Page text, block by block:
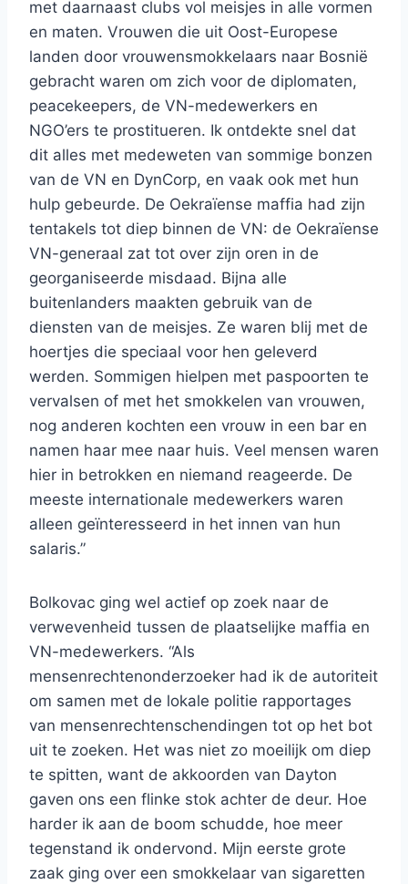
met daarnaast clubs vol meisjes in alle vormen
en maten. Vrouwen die uit Oost-Europese
landen door vrouwensmokkelaars naar Bosnië
gebracht waren om zich voor de diplomaten,
peacekeepers, de VN-medewerkers en
NGO’ers te prostitueren. Ik ontdekte snel dat
dit alles met medeweten van sommige bonzen
van de VN en DynCorp, en vaak ook met hun
hulp gebeurde. De Oekraïense maffia had zijn
tentakels tot diep binnen de VN: de Oekraïense
VN-generaal zat tot over zijn oren in de
georganiseerde misdaad. Bijna alle
buitenlanders maakten gebruik van de
diensten van de meisjes. Ze waren blij met de
hoertjes die speciaal voor hen geleverd
werden. Sommigen hielpen met paspoorten te
vervalsen of met het smokkelen van vrouwen,
nog anderen kochten een vrouw in een bar en
namen haar mee naar huis. Veel mensen waren
hier in betrokken en niemand reageerde. De
meeste internationale medewerkers waren
alleen geïnteresseerd in het innen van hun
salaris.”
Bolkovac ging wel actief op zoek naar de
verwevenheid tussen de plaatselijke maffia en
VN-medewerkers. “Als
mensenrechtenonderzoeker had ik de autoriteit
om samen met de lokale politie rapportages
van mensenrechtenschendingen tot op het bot
uit te zoeken. Het was niet zo moeilijk om diep
te spitten, want de akkoorden van Dayton
gaven ons een flinke stok achter de deur. Hoe
harder ik aan de boom schudde, hoe meer
tegenstand ik ondervond. Mijn eerste grote
zaak ging over een smokkelaar van sigaretten